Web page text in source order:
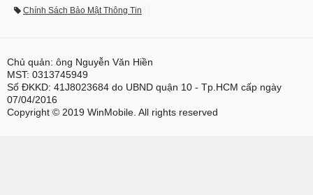
Chính Sách Bảo Mật Thông Tin
Chủ quản: ông Nguyễn Văn Hiền
MST: 0313745949
Số ĐKKD: 41J8023684 do UBND quận 10 - Tp.HCM cấp ngày
07/04/2016
Copyright © 2019 WinMobile. All rights reserved